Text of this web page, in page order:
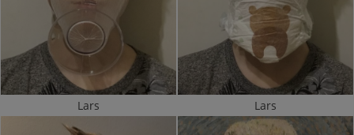
Lars Lars